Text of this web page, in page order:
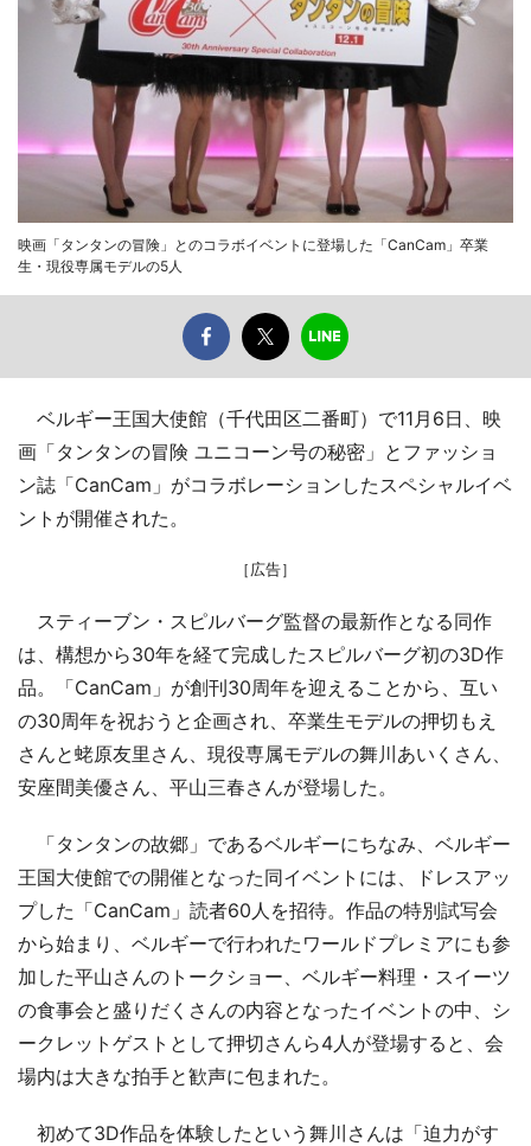
映画「タンタンの冒険」とのコラボイベントに登場した「CanCam」卒業
生・現役専属モデルの5人
ベルギー王国大使館（千代田区二番町）で11月6日、映
画「タンタンの冒険 ユニコーン号の秘密」とファッショ
ン誌「CanCam」がコラボレーションしたスペシャルイベ
ントが開催された。
［広告］
スティーブン・スピルバーグ監督の最新作となる同作
は、構想から30年を経て完成したスピルバーグ初の3D作
品。「CanCam」が創刊30周年を迎えることから、互い
の30周年を祝おうと企画され、卒業生モデルの押切もえ
さんと蛯原友里さん、現役専属モデルの舞川あいくさん、
安座間美優さん、平山三春さんが登場した。
「タンタンの故郷」であるベルギーにちなみ、ベルギー
王国大使館での開催となった同イベントには、ドレスアッ
プした「CanCam」読者60人を招待。作品の特別試写会
から始まり、ベルギーで行われたワールドプレミアにも参
加した平山さんのトークショー、ベルギー料理・スイーツ
の食事会と盛りだくさんの内容となったイベントの中、シ
ークレットゲストとして押切さんら4人が登場すると、会
場内は大きな拍手と歓声に包まれた。
初めて3D作品を体験したという舞川さんは「迫力がす